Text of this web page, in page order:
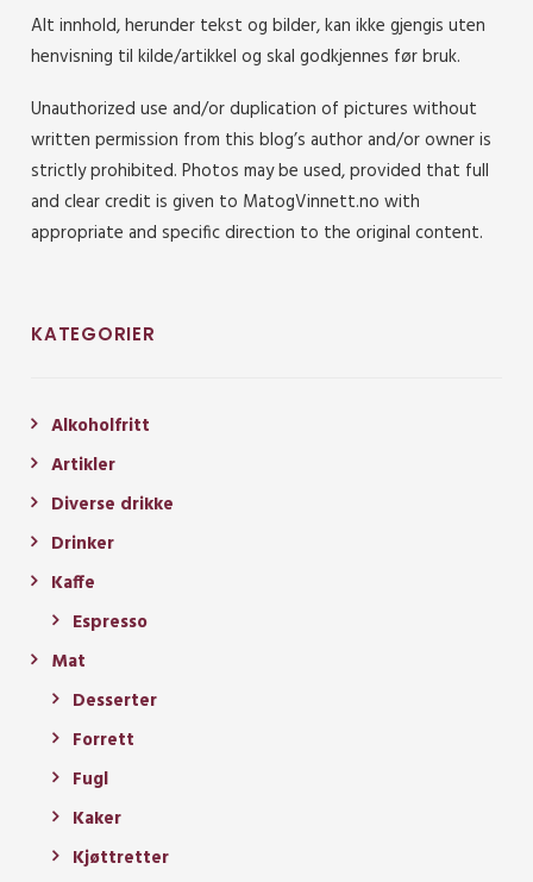
Alt innhold, herunder tekst og bilder, kan ikke gjengis uten
henvisning til kilde/artikkel og skal godkjennes før bruk.
Unauthorized use and/or duplication of pictures without
written permission from this blog’s author and/or owner is
strictly prohibited. Photos may be used, provided that full
and clear credit is given to MatogVinnett.no with
appropriate and specific direction to the original content.
KATEGORIER
Alkoholfritt
Artikler
Diverse drikke
Drinker
Kaffe
Espresso
Mat
Desserter
Forrett
Fugl
Kaker
Kjøttretter